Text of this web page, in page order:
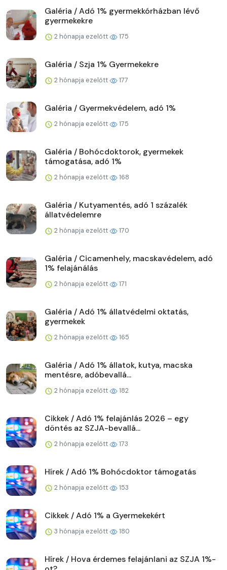
Galéria / Adó 1% gyermekkórházban lévő
gyermekekre
2 hónapja ezelőtt 175
Galéria / Szja 1% Gyermekekre
2 hónapja ezelőtt 177
Galéria / Gyermekvédelem, adó 1%
2 hónapja ezelőtt 175
Galéria / Bohócdoktorok, gyermekek
támogatása, adó 1%
2 hónapja ezelőtt 168
Galéria / Kutyamentés, adó 1 százalék
állatvédelemre
2 hónapja ezelőtt 170
Galéria / Cicamenhely, macskavédelem, adó
1% felajánálás
2 hónapja ezelőtt 171
Galéria / Adó 1% állatvédelmi oktatás,
gyermekek
2 hónapja ezelőtt 165
Galéria / Adó 1% állatok, kutya, macska
mentésre, adóbevallá...
2 hónapja ezelőtt 182
Cikkek / Adó 1% felajánlás 2026 – egy
döntés az SZJA-bevallá...
2 hónapja ezelőtt 173
Hírek / Adó 1% Bohócdoktor támogatás
2 hónapja ezelőtt 153
Cikkek / Adó 1% a Gyermekekért
3 hónapja ezelőtt 180
Hírek / Hova érdemes felajánlani az SZJA 1%-